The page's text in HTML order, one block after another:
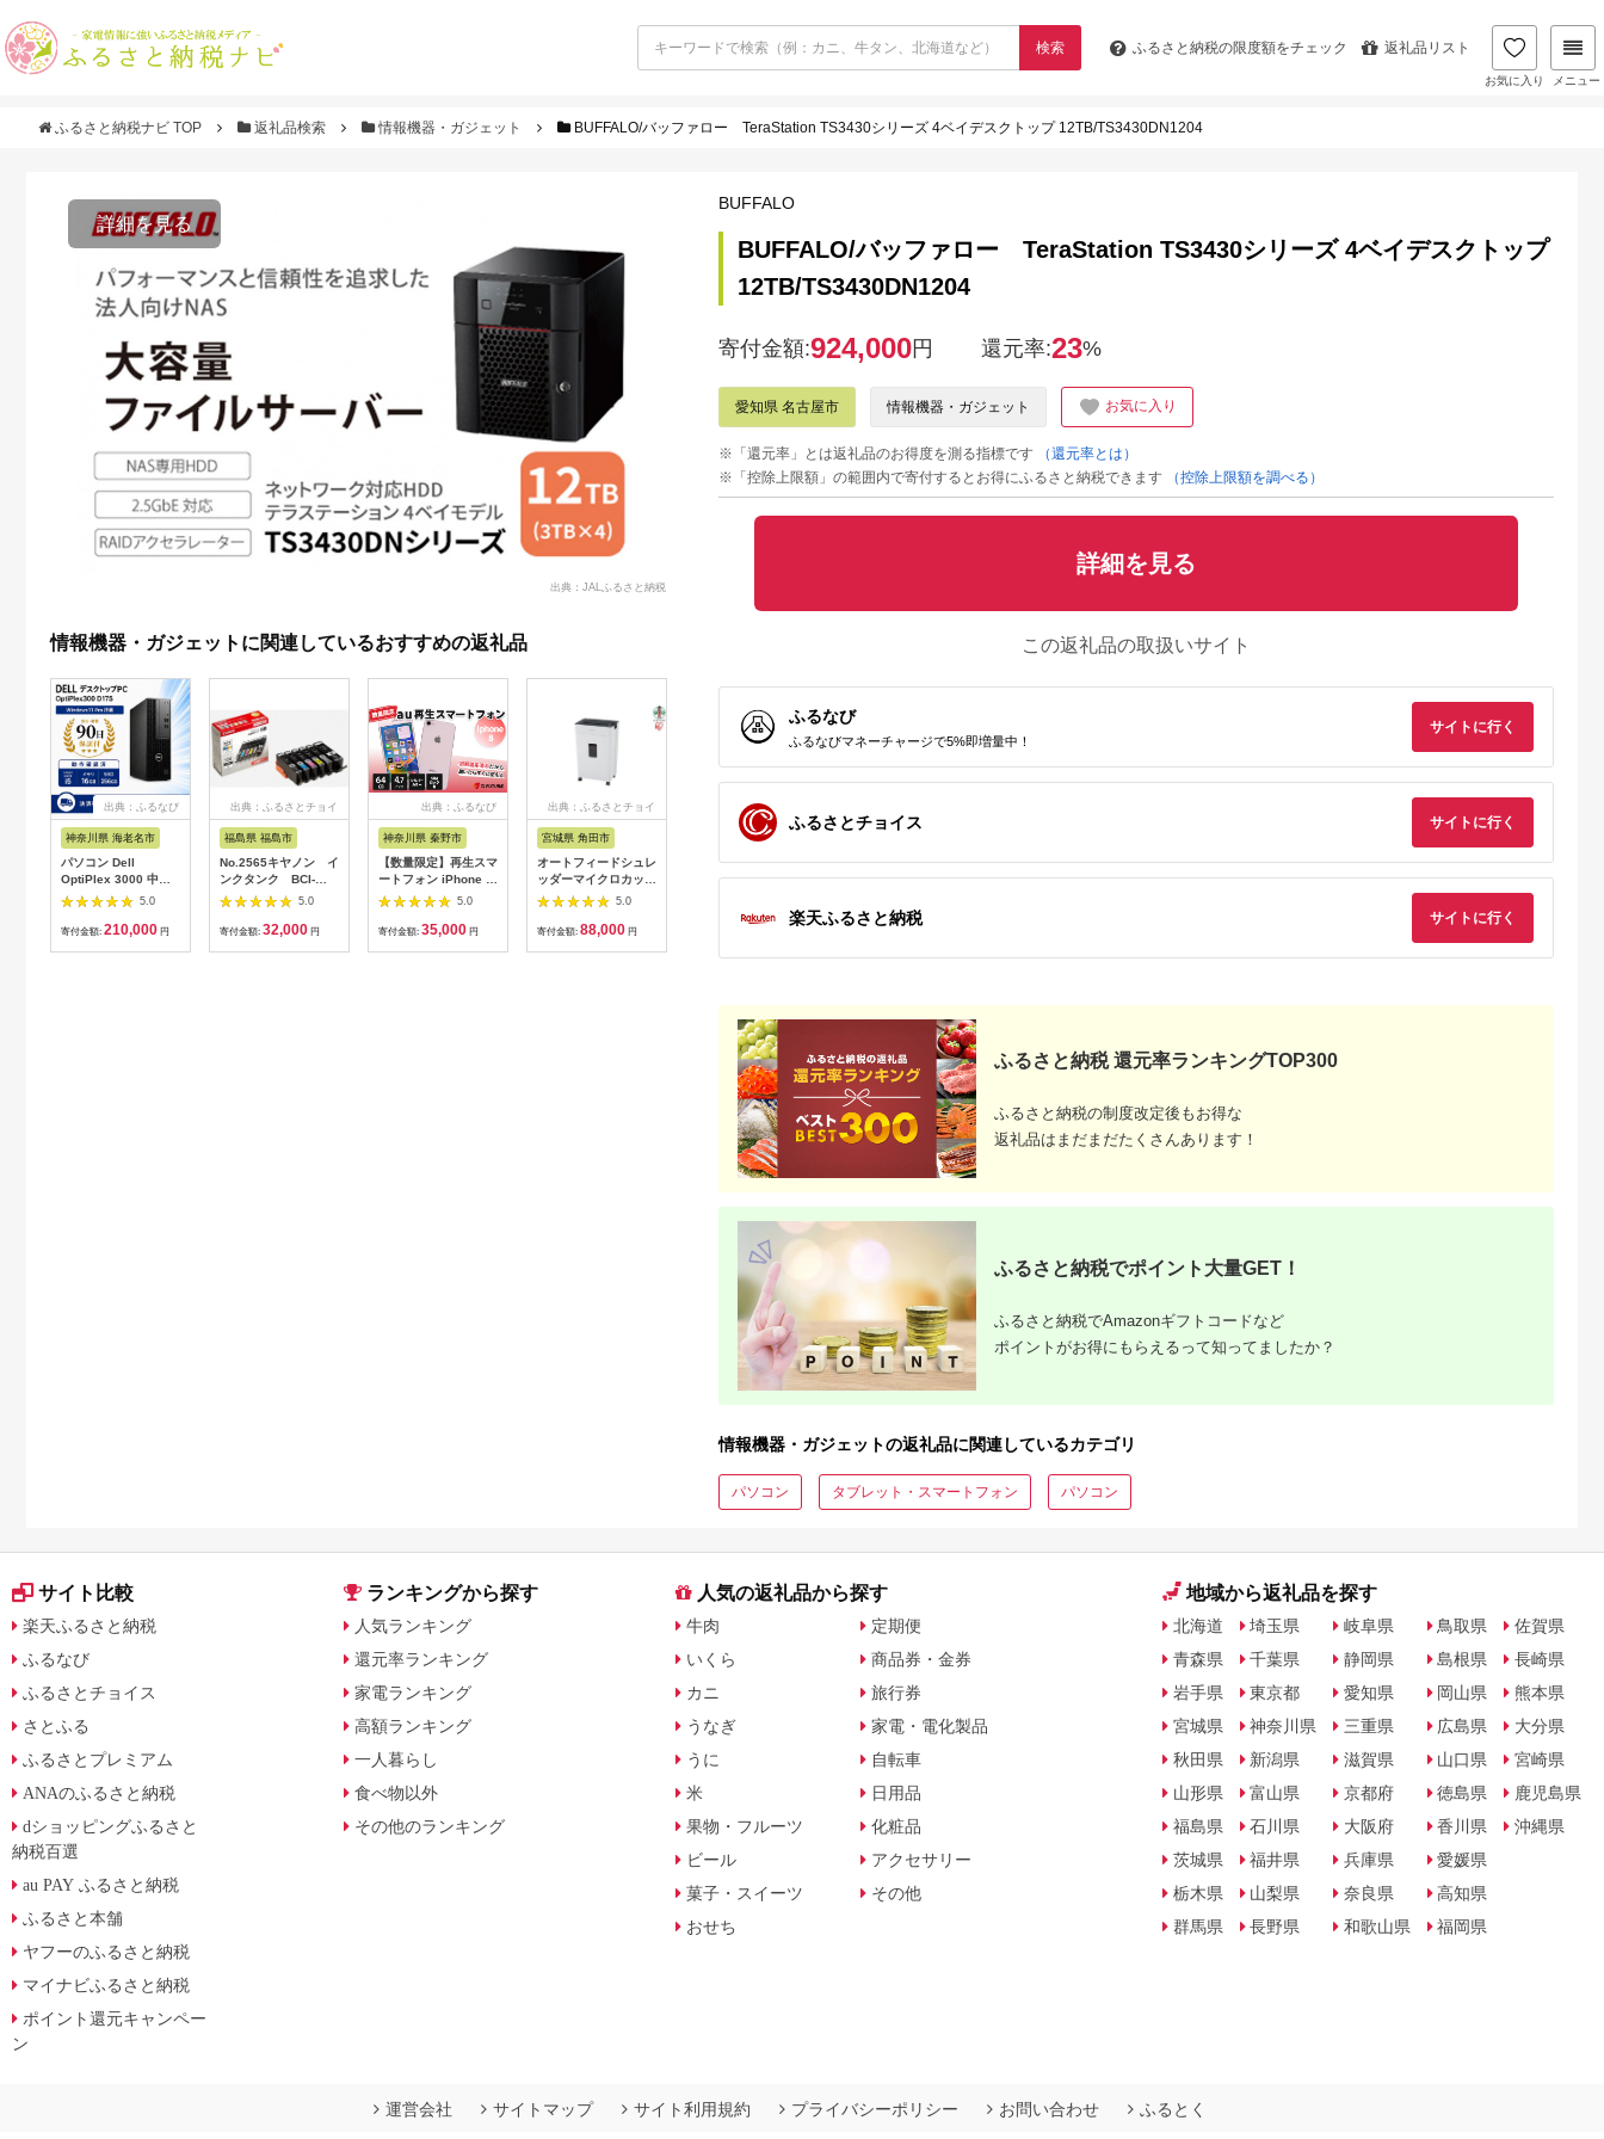
検索 ふるさと納税の限度額をチェック 返礼品リスト
お気に入り メニュー
ふるさと納税ナビ TOP 返礼品検索 情報機器・ガジェット BUFFALO/バッファロー TeraStation TS3430シリーズ 4ベイデスクトップ 12TB/TS3430DN1204
詳細を見る
出典：JALふるさと納税
情報機器・ガジェットに関連しているおすすめの返礼品
出典：ふるなび
神奈川県 海老名市
パソコン Dell
OptiPlex 3000 中古
再生パソコン
5.0
寄付金額: 210,000 円
出典：ふるさとチョイ
福島県 福島市
No.2565キヤノン イ
ンクタンク BCI-
351XL＋350XL/6MP
5.0
寄付金額: 32,000 円
出典：ふるなび
神奈川県 秦野市
【数量限定】再生スマ
ートフォン iPhone 8
（キャリア付：au※
SIMロックあり）| 中
古スマホ | 035-03
5.0
寄付金額: 35,000 円
出典：ふるさとチョイ
宮城県 角田市
オートフィードシュレ
ッダーマイクロカット
AFSR 100M
5.0
寄付金額: 88,000 円
出典：ふるなび
大阪府 守口市
CIO スパイラルケー
ブル CtoC 2m (ライト
電 [2547]
CIO スパイラルシリ
コンケーブル CtoC
Type-C 充電 [2553]
10,000
【076-03】ロジテッ
ク SeeQVault（シー
ENB020U3QW】
液晶モニター(モバイ
ルモニター) 15.6型ワ
Synthesizer V 2 AI
弦巻マキ_0253-013-
【098-03】ロジテッ
ク SeeQVault（シー
キューボルト）対応
テレビ録画用 2.5イ
チ ポータブルハード
ディスク 2TB 【
PBMB20U3QW】
BUFFALO
BUFFALO/バッファロー TeraStation TS3430シリーズ 4ベイデスクトップ
12TB/TS3430DN1204
寄付金額:924,000円 還元率:23%
愛知県 名古屋市 情報機器・ガジェット お気に入り
※「還元率」とは返礼品のお得度を測る指標です
（還元率とは）
※「控除上限額」の範囲内で寄付するとお得にふるさと納税できます
（控除上限額を調べる）
詳細を見る
この返礼品の取扱いサイト
ふるなび
ふるなびマネーチャージで5%即増量中！
サイトに行く
ふるさとチョイス サイトに行く
楽天ふるさと納税 サイトに行く
ふるさと納税 還元率ランキングTOP300
ふるさと納税の制度改定後もお得な
返礼品はまだまだたくさんあります！
ふるさと納税でポイント大量GET！
ふるさと納税でAmazonギフトコードなど
ポイントがお得にもらえるって知ってましたか？
情報機器・ガジェットの返礼品に関連しているカテゴリ
パソコン タブレット・スマートフォン パソコン
サイト比較
楽天ふるさと納税
ふるなび
ふるさとチョイス
さとふる
ふるさとプレミアム
ANAのふるさと納税
dショッピングふるさと
納税百選
au PAY ふるさと納税
ふるさと本舗
ヤフーのふるさと納税
マイナビふるさと納税
ポイント還元キャンペー
ン
ランキングから探す
人気ランキング
還元率ランキング
家電ランキング
高額ランキング
一人暮らし
食べ物以外
その他のランキング
人気の返礼品から探す
牛肉
いくら
カニ
うなぎ
うに
米
果物・フルーツ
ビール
菓子・スイーツ
おせち
定期便
商品券・金券
旅行券
家電・電化製品
自転車
日用品
化粧品
アクセサリー
その他
地域から返礼品を探す
北海道
青森県
岩手県
宮城県
秋田県
山形県
福島県
茨城県
栃木県
群馬県
埼玉県
千葉県
東京都
神奈川県
新潟県
富山県
石川県
福井県
山梨県
長野県
岐阜県
静岡県
愛知県
三重県
滋賀県
京都府
大阪府
兵庫県
奈良県
和歌山県
鳥取県
島根県
岡山県
広島県
山口県
徳島県
香川県
愛媛県
高知県
福岡県
佐賀県
長崎県
熊本県
大分県
宮崎県
鹿児島県
沖縄県
運営会社 サイトマップ サイト利用規約 プライバシーポリシー お問い合わせ ふるとく